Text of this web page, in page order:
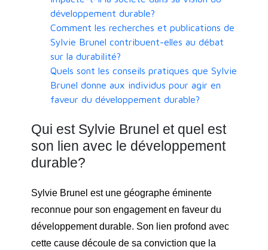
développement durable?
Comment les recherches et publications de
Sylvie Brunel contribuent-elles au débat
sur la durabilité?
Quels sont les conseils pratiques que Sylvie
Brunel donne aux individus pour agir en
faveur du développement durable?
Qui est Sylvie Brunel et quel est
son lien avec le développement
durable?
Sylvie Brunel est une géographe éminente
reconnue pour son engagement en faveur du
développement durable. Son lien profond avec
cette cause découle de sa conviction que la